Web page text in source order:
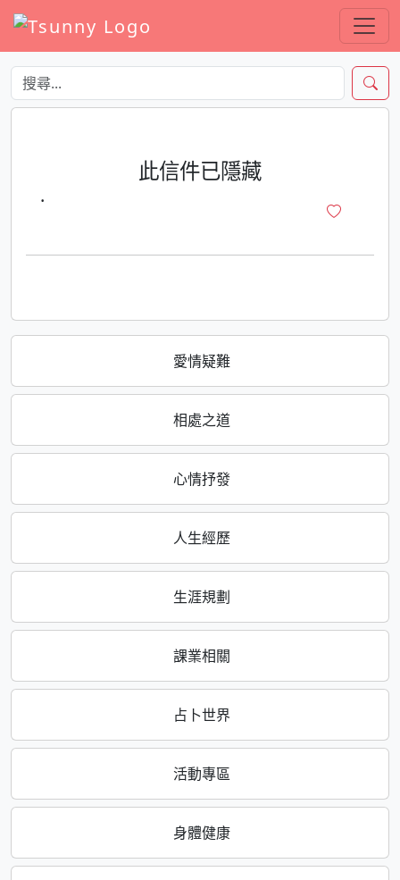
愛情疑難
相處之道
心情抒發
人生經歷
生涯規劃
課業相關
占卜世界
活動專區
身體健康
此信件已隱藏
·